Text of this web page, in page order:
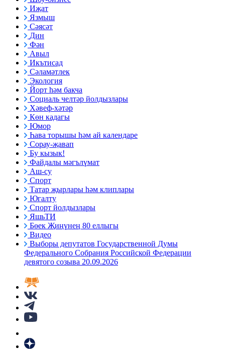
Иҗат
Язмыш
Сәясәт
Дин
Фән
Авыл
Икътисад
Сәламәтлек
Экология
Йорт һәм бакча
Социаль челтәр йолдызлары
Хәвеф-хәтәр
Көн кадагы
Юмор
Һава торышы һәм ай календаре
Сорау-җавап
Бу кызык!
Файдалы мәгълүмат
Аш-су
Спорт
Татар җырлары һәм клиплары
Югалту
Спорт йолдызлары
ЯшьТИ
Бөек Җиңүнең 80 еллыгы
Видео
Выборы депутатов Государственной Думы
Федерального Собрания Российской Федерации
девятого созыва 20.09.2026